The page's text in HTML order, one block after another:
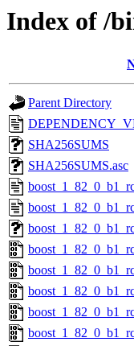
Index of /
Parent Directory
SHA256SUMS
SHA256SUMS.asc